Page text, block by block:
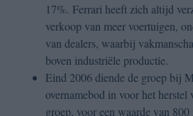
17%. Ferrari heeft zich altijd
verkoop van meer voertuigen,
van dealers, waarbij
boven industriële productie.
Eind 2006 diende de groep bij
overnamebod in voor het
groep, voor een waarde van